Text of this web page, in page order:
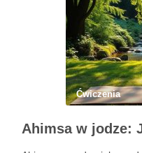
Ćwiczenia